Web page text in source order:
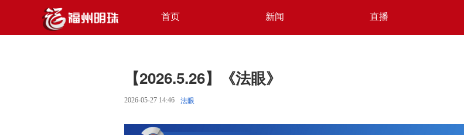
首页 新闻 直播
【2026.5.26】《法眼》
2026-05-27 14:46 法眼